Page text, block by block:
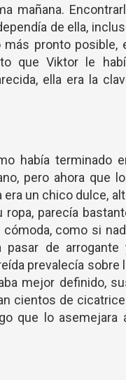
mañana.
de ella,
pronto posible,
que Viktor le
ella era la
había terminado
pero ahora que
era un chico dulce,
parecía
como si
pasar de arrogante
prevalecía sobre
mejor definido,
cientos de
que lo asemejara